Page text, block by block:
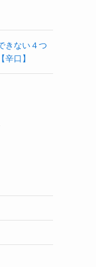
きない４つ
口】